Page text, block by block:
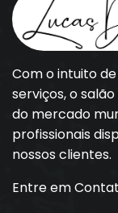
Com o intuito
serviços, o
do mercado
profissionais
nossos clientes.
Entre em